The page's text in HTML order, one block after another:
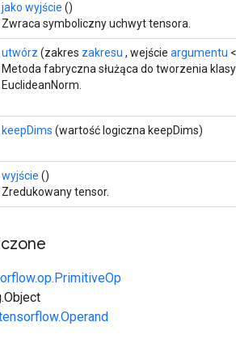
jako wyjście ()
Zwraca symboliczny uchwyt tensora.
utwórz (zakres zakresu , wejście argumentu
Metoda fabryczna służąca do tworzenia
EuclideanNorm.
keepDims (wartość logiczna keepDims)
wyjście ()
Zredukowany tensor.